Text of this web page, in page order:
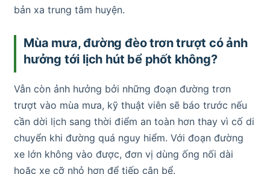
bản xa trung tâm huyện.
Mùa mưa, đường đèo trơn trượt có ảnh
hưởng tới lịch hút bể phốt không?
Vẫn còn ảnh hưởng bởi những đoạn đường trơn
trượt vào mùa mưa, kỹ thuật viên sẽ báo trước nếu
cần dời lịch sang thời điểm an toàn hơn thay vì cố di
chuyển khi đường quá nguy hiểm. Với đoạn đường
xe lớn không vào được, đơn vị dùng ống nối dài
hoặc xe cỡ nhỏ hơn để tiếp cận bể.